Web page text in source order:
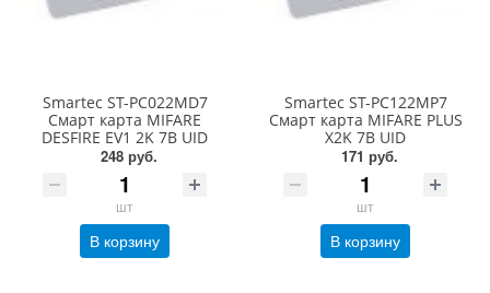
Smartec ST-PC022MD7
Cмарт карта MIFARE
DESFIRE EV1 2K 7B UID
248 руб.
шт
В корзину
Smartec ST-PC122MP7
Cмарт карта MIFARE PLUS
X2K 7B UID
171 руб.
шт
В корзину